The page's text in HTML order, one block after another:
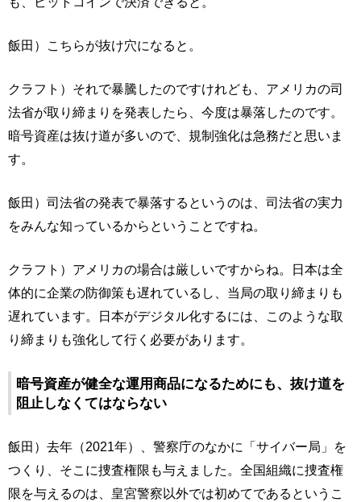
飯田）こちらが抜け穴になると。
クラフト）それで暴騰したのですけれども、アメリカの司
法省が取り締まりを発表したら、今度は暴落したのです。
暗号資産は抜け道が多いので、規制強化は急務だと思いま
す。
飯田）司法省の発表で暴落するというのは、司法省の実力
をみんな知っているからということですね。
クラフト）アメリカの場合は厳しいですからね。日本は全
体的に企業の防御策も遅れているし、当局の取り締まりも
遅れています。日本がデジタル化するには、このような取
り締まりも強化して行く必要があります。
暗号資産が健全な運用商品になるためにも、抜け道を
阻止しなくてはならない
飯田）去年（2021年）、警察庁のなかに「サイバー局」を
つくり、そこに捜査権限も与えました。全国組織に捜査権
限を与えるのは、皇宮警察以外では初めてであるというこ